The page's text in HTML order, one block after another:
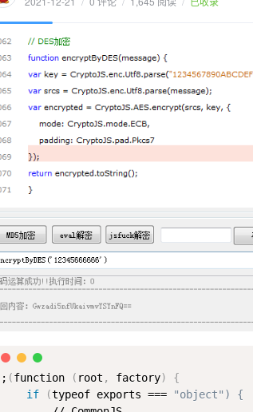
; (function ( root , factory)
{
if
(typeof exports ===
"object") {